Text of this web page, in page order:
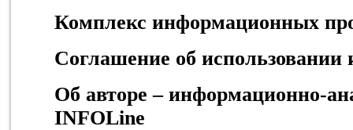
Комплекс информационных
Соглашение об
Об авторе – информационно-
INFOLine